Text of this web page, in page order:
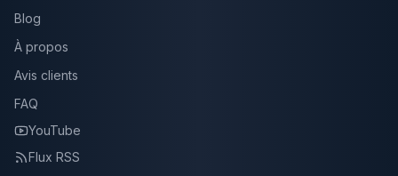
Blog
À propos
Avis clients
FAQ
YouTube
Flux RSS